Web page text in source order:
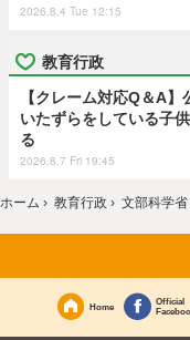
2026.8.4 Tue 12:15
教育行政
【クレーム対応Q＆A】
いたずらをしている子
る
2026.8.7 Fri 19:45
ホーム › 教育行政 › 文部科学省
Home
Official